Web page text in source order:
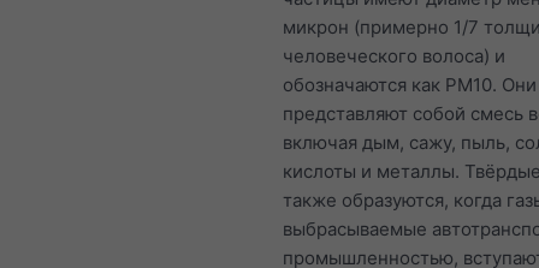
микрон (примерно 1/7
человеческого волоса) и
обозначаются как PM10. Они
представляют собой смесь
включая дым, сажу, пыль,
кислоты и металлы.
также образуются, когда
выбрасываемые
промышленностью,